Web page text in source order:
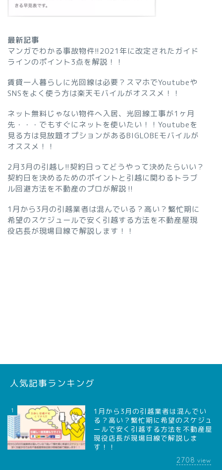
最新記事
マンガでわかる事故物件!!2021年に改定されたガイド
ラインのポイント3点を解説！！
賃貸一人暮らしに光回線は必要？スマホでYoutubeや
SNSをよく使う方は楽天モバイルがオススメ！！
ネット無料じゃない物件へ入居、光回線工事が1ヶ月
先・・・でもすぐにネットを使いたい！！Youtubeを
見る方は見放題オプションがあるBIGLOBEモバイルが
オススメ！！
2月3月の引越し!!契約日ってどうやって決めたらいい？
契約日を決めるためのポイントと引越に関わるトラブ
ル回避方法を不動産のプロが解説‼︎
1月から3月の引越業者は混んでいる？高い？繁忙期に
希望のスケジュールで安く引越する方法を不動産屋現
役店長が現場目線で解説します！！
人気記事ランキング
1
1月から3月の引越業者は混んでい
る？高い？繁忙期に希望のスケジュ
ールで安く引越する方法を不動産屋
現役店長が現場目線で解説しま
す！！
2708 view